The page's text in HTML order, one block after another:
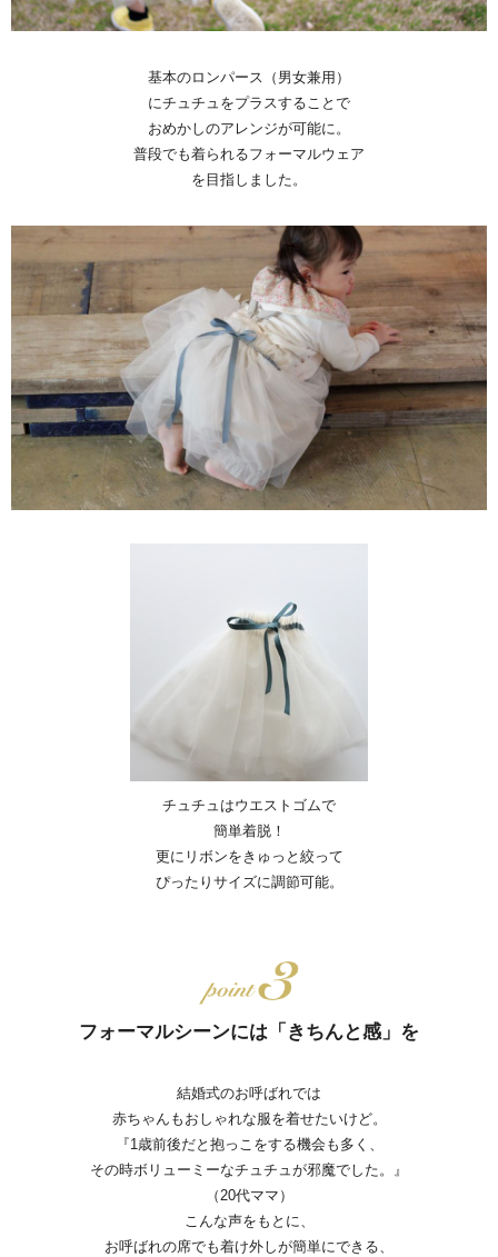
基本のロンパース（男女兼用）
にチュチュをプラスすることで
おめかしのアレンジが可能に。
普段でも着られるフォーマルウェア
を目指しました。
チュチュはウエストゴムで
簡単着脱！
更にリボンをきゅっと絞って
ぴったりサイズに調節可能。
フォーマルシーンには「きちんと感」を
結婚式のお呼ばれでは
赤ちゃんもおしゃれな服を着せたいけど。
『1歳前後だと抱っこをする機会も多く、
その時ボリューミーなチュチュが邪魔でした。』
（20代ママ）
こんな声をもとに、
お呼ばれの席でも着け外しが簡単にできる、